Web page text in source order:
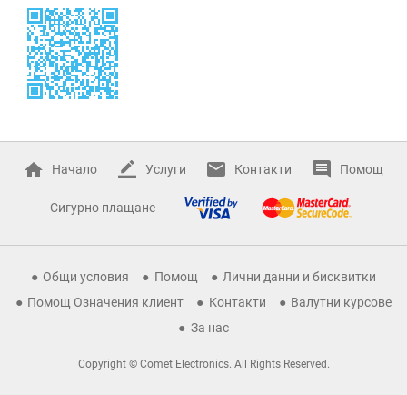
Начало Услуги Контакти Помощ
Сигурно плащане
Общи условия Помощ
Лични данни и бисквитки
Помощ Означения клиент
Контакти
Валутни курсове
За нас
Copyright © Comet Electronics. All Rights Reserved.